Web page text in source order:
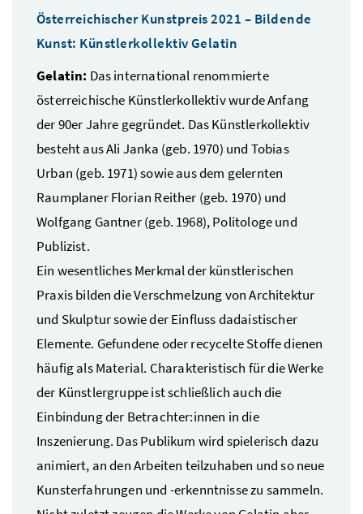
Österreichischer Kunstpreis 2021 – Bildende
Kunst: Künstlerkollektiv Gelatin
Gelatin: Das international renommierte
österreichische Künstlerkollektiv wurde Anfang
der 90er Jahre gegründet. Das Künstlerkollektiv
besteht aus Ali Janka (geb. 1970) und Tobias
Urban (geb. 1971) sowie aus dem gelernten
Raumplaner Florian Reither (geb. 1970) und
Wolfgang Gantner (geb. 1968), Politologe und
Publizist.
Ein wesentliches Merkmal der künstlerischen
Praxis bilden die Verschmelzung von Architektur
und Skulptur sowie der Einfluss dadaistischer
Elemente. Gefundene oder recycelte Stoffe dienen
häufig als Material. Charakteristisch für die Werke
der Künstlergruppe ist schließlich auch die
Einbindung der Betrachter:innen in die
Inszenierung. Das Publikum wird spielerisch dazu
animiert, an den Arbeiten teilzuhaben und so neue
Kunsterfahrungen und -erkenntnisse zu sammeln.